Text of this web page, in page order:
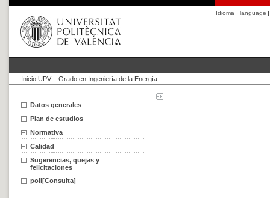
Idioma · language
Inicio UPV :: Grado en Ingeniería de la Energía
Datos generales
Plan de estudios
Normativa
Calidad
Sugerencias, quejas y
felicitaciones
poli[Consulta]